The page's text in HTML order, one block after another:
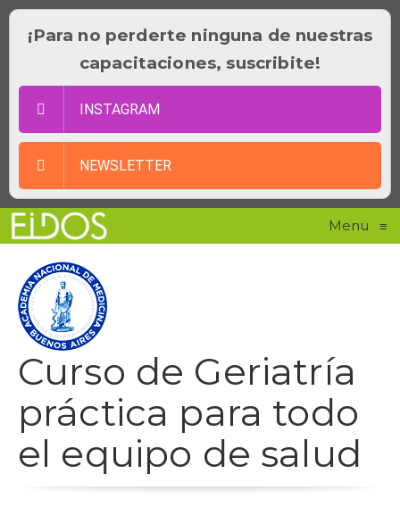
¡Para no perderte ninguna de nuestras
capacitaciones, suscribite!
INSTAGRAM
NEWSLETTER
Menu ≡
Curso de Geriatría
práctica para todo
el equipo de salud